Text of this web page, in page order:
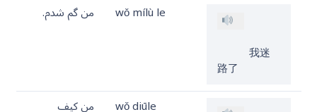
路了
wǒ mílù le من گم شدم.
wǒ diūle من کیف